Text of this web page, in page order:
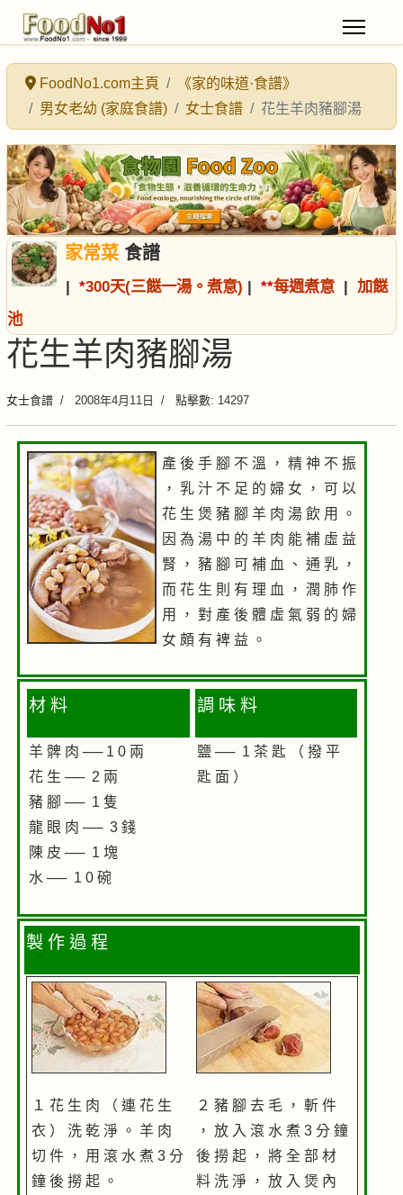
FoodNo1.com主頁
《家的味道·食譜》
男女老幼 (家庭食譜)
女士食譜 花生羊肉豬腳湯
家常菜食譜
| *300天(三餸一湯。煮意) | **每週煮意 | 加餸
池
花生羊肉豬腳湯
女士食譜 2008年4月11日 點擊數: 14297
產 後 手 腳 不 溫 ， 精 神 不 振
， 乳 汁 不 足 的 婦 女 ， 可 以
花 生 煲 豬 腳 羊 肉 湯 飲 用 。
因 為 湯 中 的 羊 肉 能 補 虛 益
腎 ， 豬 腳 可 補 血 、 通 乳 ，
而 花 生 則 有 理 血 ， 潤 肺 作
用 ， 對 產 後 體 虛 氣 弱 的 婦
女 頗 有 裨 益 。
材 料
羊 髀 肉 ── 1 0 兩
花 生 ── 2 兩
豬 腳 ── 1 隻
龍 眼 肉 ── 3 錢
陳 皮 ── 1 塊
水 ── 1 0 碗
調 味 料
鹽 ── 1 茶 匙 （ 撥 平
匙 面 ）
製 作 過 程
１ 花 生 肉 （ 連 花 生
衣 ） 洗 乾 淨 。 羊 肉
切 件 ， 用 滾 水 煮 3 分
鐘 後 撈 起 。
２ 豬 腳 去 毛 ， 斬 件
， 放 入 滾 水 煮 3 分 鐘
後 撈 起 ， 將 全 部 材
料 洗 淨 ， 放 入 煲 內